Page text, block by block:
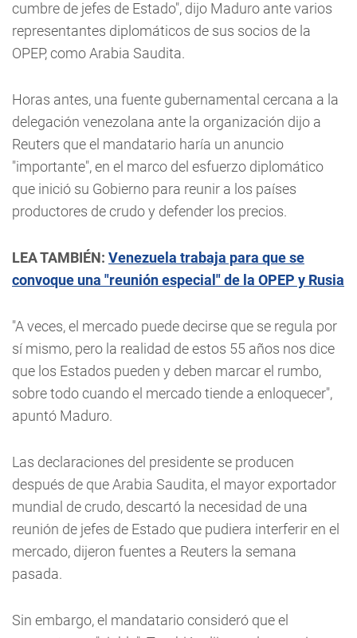
cumbre de jefes de Estado", dijo Maduro ante varios
representantes diplomáticos de sus socios de la
OPEP, como Arabia Saudita.
Horas antes, una fuente gubernamental cercana a la
delegación venezolana ante la organización dijo a
Reuters que el mandatario haría un anuncio
"importante", en el marco del esfuerzo diplomático
que inició su Gobierno para reunir a los países
productores de crudo y defender los precios.
LEA TAMBIÉN: Venezuela trabaja para que se
convoque una "reunión especial" de la OPEP y Rusia
"A veces, el mercado puede decirse que se regula por
sí mismo, pero la realidad de estos 55 años nos dice
que los Estados pueden y deben marcar el rumbo,
sobre todo cuando el mercado tiende a enloquecer",
apuntó Maduro.
Las declaraciones del presidente se producen
después de que Arabia Saudita, el mayor exportador
mundial de crudo, descartó la necesidad de una
reunión de jefes de Estado que pudiera interferir en el
mercado, dijeron fuentes a Reuters la semana
pasada.
Sin embargo, el mandatario consideró que el